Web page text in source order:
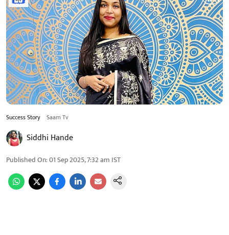
Success Story Saam Tv
Siddhi Hande
Published On:01 Sep 2025, 7:32 am IST